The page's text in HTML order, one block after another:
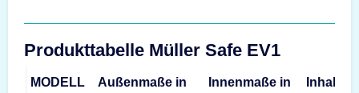
Produkttabelle Müller Safe EV1
MODELL
Außenmaße in
Innenmaße in
Inhalt